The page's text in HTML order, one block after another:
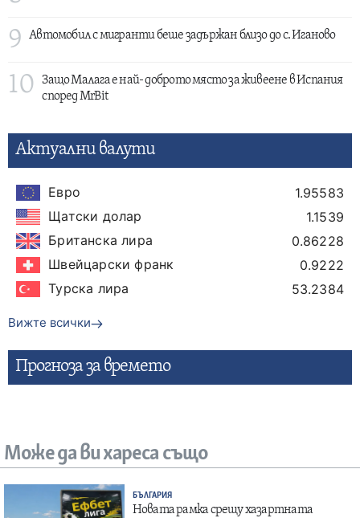
9 Автомобил с мигранти беше задържан близо до с. Иганово
10
Защо Малага е най- доброто място за живеене в Испания
според MrBit
Актуални валути
Евро
1.95583
Щатски долар
1.1539
Британска лира
0.86228
Швейцарски франк
0.9222
Турска лира
53.2384
Вижте всички
Прогнозa за времето
Може да ви хареса също
БЪЛГАРИЯ
Новата рамка срещу хазартната